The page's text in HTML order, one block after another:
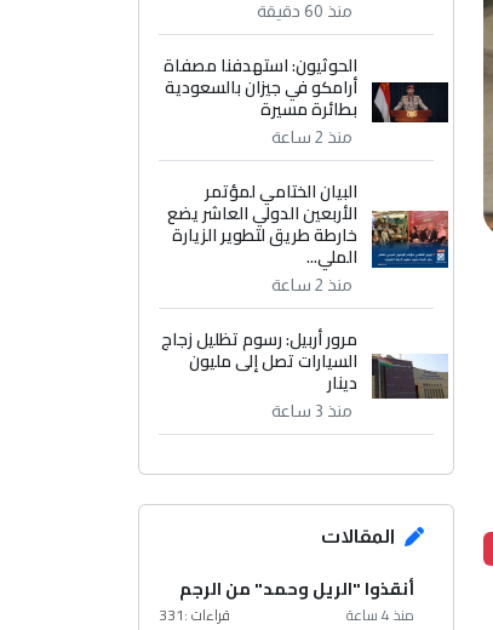
منذ 60 دقيقة
الحوثيون: استهدفنا مصفاة
أرامكو في جيزان بالسعودية
بطائرة مسيرة
منذ 2 ساعة
البيان الختامي لمؤتمر
الأربعين الدولي العاشر يضع
خارطة طريق لتطوير الزيارة
الملي...
منذ 2 ساعة
مرور أربيل: رسوم تظليل زجاج
السيارات تصل إلى مليون
دينار
منذ 3 ساعة
المقالات
أنقذوا "الريل وحمد" من الرجم
منذ 4 ساعة قراءات :331